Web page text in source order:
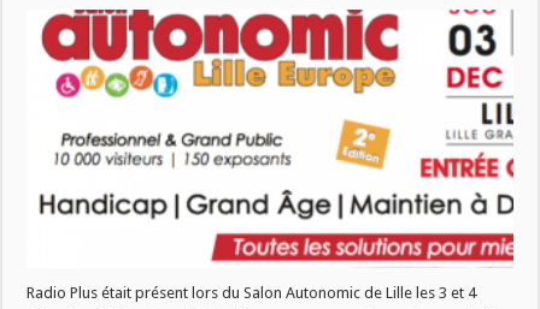
AUTONOMIC
LILLE
:
(Ré)écouter
Radio Plus était présent lors du Salon Autonomic de Lille les 3 et 4